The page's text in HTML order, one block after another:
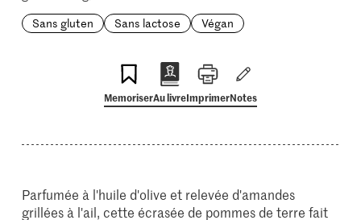
Sans gluten
Sans lactose Végan
MemoriserAu livreImprimerNotes
Parfumée à l'huile d'olive et relevée d'amandes
grillées à l'ail, cette écrasée de pommes de terre fait